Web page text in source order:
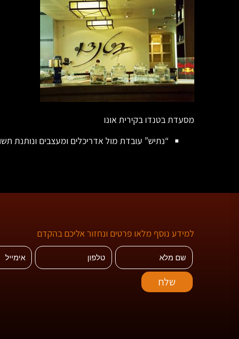
מסעדת בטנדו בקירית אונו
“נתיש” עובדת מול אדריכלים ומעצבים ונותנת
למידע נוסף מלאו פרטים ונחזור אליכם בהקדם